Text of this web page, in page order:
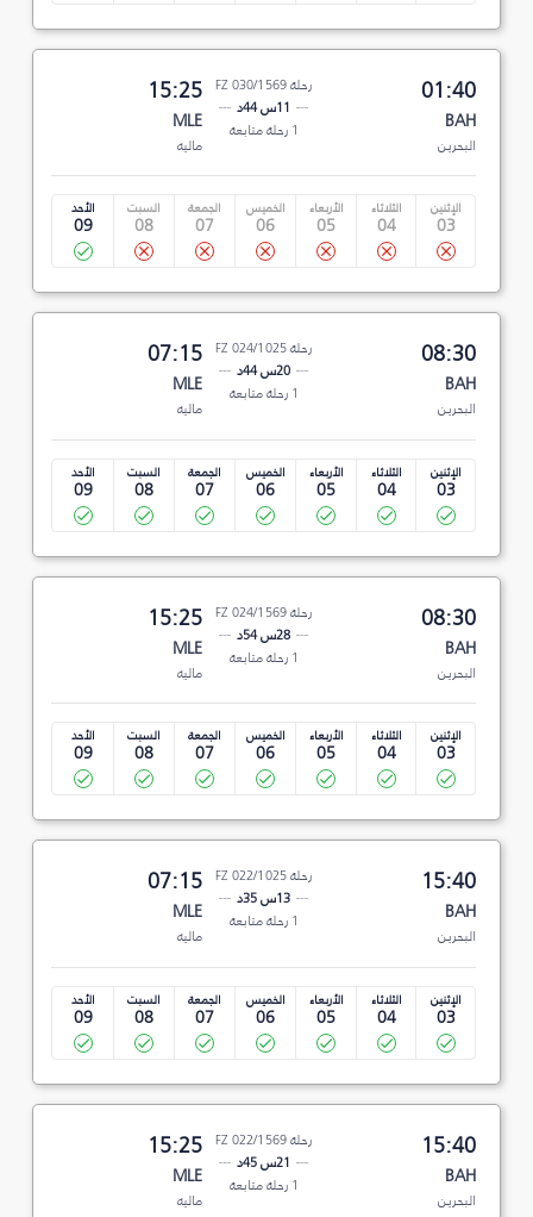
01:40
BAH
البحرين
رحلة FZ 030/1569
11س 44د
1 رحلة متابعة
15:25
MLE
ماليه
الإثنين
03
الثلاثاء
04
الأربعاء
05
الخميس
06
الجمعة
07
السبت
08
الأحد
09
08:30
BAH
البحرين
رحلة FZ 024/1025
20س 44د
1 رحلة متابعة
07:15
MLE
ماليه
الإثنين
03
الثلاثاء
04
الأربعاء
05
الخميس
06
الجمعة
07
السبت
08
الأحد
09
08:30
BAH
البحرين
رحلة FZ 024/1569
28س 54د
1 رحلة متابعة
15:25
MLE
ماليه
الإثنين
03
الثلاثاء
04
الأربعاء
05
الخميس
06
الجمعة
07
السبت
08
الأحد
09
15:40
BAH
البحرين
رحلة FZ 022/1025
13س 35د
1 رحلة متابعة
07:15
MLE
ماليه
الإثنين
03
الثلاثاء
04
الأربعاء
05
الخميس
06
الجمعة
07
السبت
08
الأحد
09
15:40
BAH
البحرين
رحلة FZ 022/1569
21س 45د
1 رحلة متابعة
15:25
MLE
ماليه